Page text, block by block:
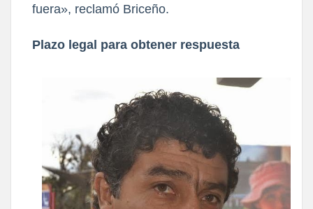
fuera», reclamó Briceño.
Plazo legal para obtener respuesta